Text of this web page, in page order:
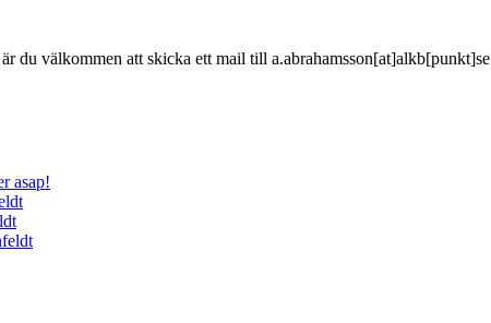
du välkommen att skicka ett mail till a.abrahamsson[at]alkb[punkt]se
asap!